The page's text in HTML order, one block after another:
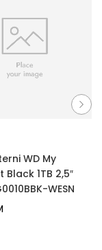
WD My
Black 1TB 2,5″
WESN